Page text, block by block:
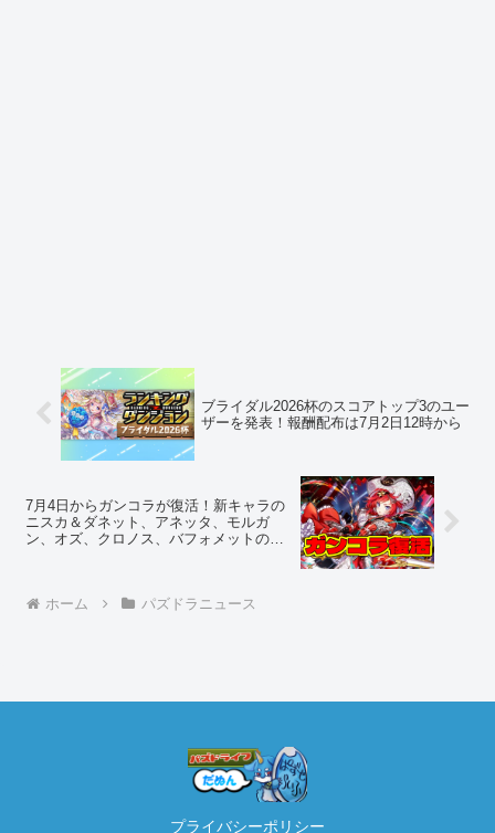
ブライダル2026杯のスコアトップ3のユー
ザーを発表！報酬配布は7月2日12時から
7月4日からガンコラが復活！新キャラの
ニスカ＆ダネット、アネッタ、モルガ
ン、オズ、クロノス、バフォメットの性
ホーム パズドラニュース
プライバシーポリシー